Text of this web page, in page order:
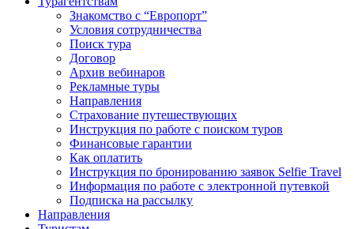
Знакомство с “Европорт”
Условия сотрудничества
Поиск тура
Договор
Архив вебинаров
Рекламные туры
Направления
Страхование путешествующих
Инструкция по работе с поиском туров
Финансовые гарантии
Как оплатить
Инструкция по бронированию заявок Selfie Travel
Информация по работе с электронной путевкой
Подписка на рассылку
Направления